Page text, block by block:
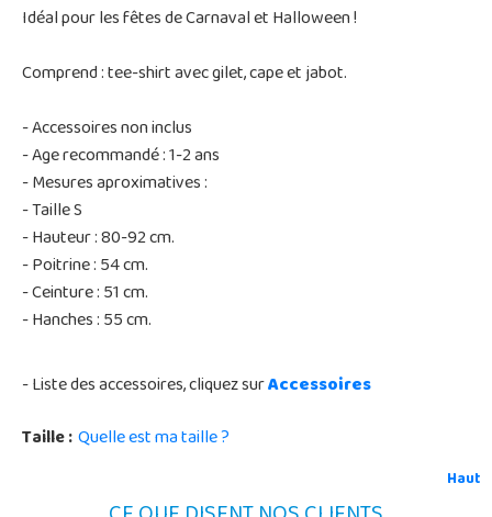
Idéal pour les fêtes de Carnaval et Halloween !
Comprend : tee-shirt avec gilet, cape et jabot.
- Accessoires non inclus
- Age recommandé : 1-2 ans
- Mesures aproximatives :
- Taille S
- Hauteur : 80-92 cm.
- Poitrine : 54 cm.
- Ceinture : 51 cm.
- Hanches : 55 cm.
- Liste des accessoires, cliquez surAccessoires
Taille :Quelle est ma taille ?
Haut